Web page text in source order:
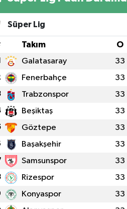
Süper Lig
Takım O
Galatasaray 33
Fenerbahçe 33
Trabzonspor 33
Beşiktaş 33
Göztepe 33
Başakşehir 33
Samsunspor 33
Rizespor 33
Konyaspor 33